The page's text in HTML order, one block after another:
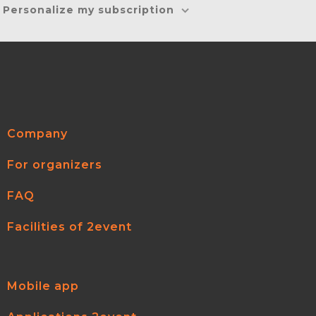
Personalize my subscription
Company
For organizers
FAQ
Facilities of 2event
Mobile app